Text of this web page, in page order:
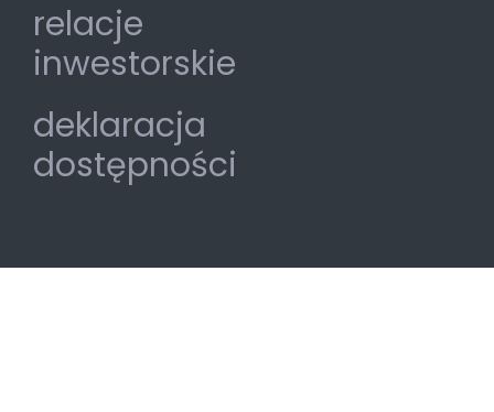
relacje
inwestorskie
deklaracja
dostępności